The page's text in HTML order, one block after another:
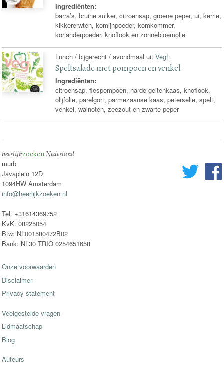
Ingrediënten:
barra’s, bruine suiker, citroensap, groene peper, ui, kerrie,
kikkererwten, komijnpoeder, komkommer,
korianderpoeder, knoflook en zonnebloemolie
Lunch / bijgerecht / avondmaal uitVeg!:
Speltsalade met pompoen en venkel
Ingrediënten:
citroensap, flespompoen, harde geitenkaas, knoflook,
olijfolie, parelgort, parmezaanse kaas, peterselie, spelt,
venkel, walnoten, zeezout en zwarte peper
heerlijkzoekenNederland
murb
Javaplein 12D
1094HW Amsterdam
info@heerlijkzoeken.nl
Tel: +31614369752
KvK: 08225054
Btw: NL001580472B02
Bank: NL30 TRIO 0254651658
Onze voorwaarden
Disclaimer
Privacy statement
Veelgestelde vragen
Lidmaatschap
Blog
Auteurs